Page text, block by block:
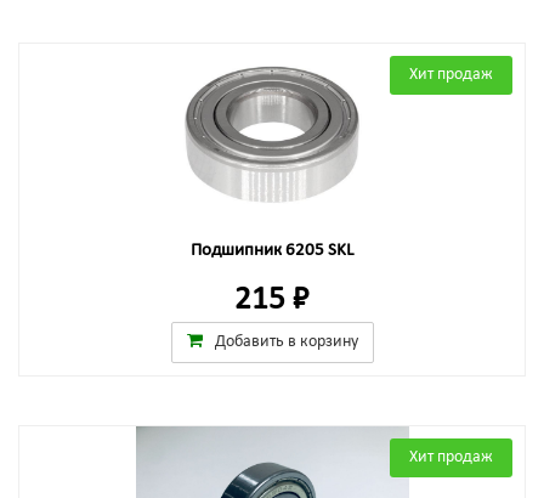
Хит продаж
Подшипник 6205 SKL
215 ₽
Добавить в корзину
Хит продаж